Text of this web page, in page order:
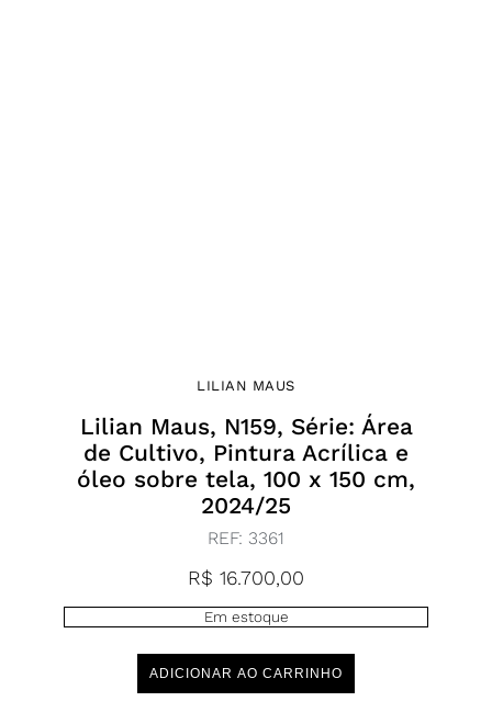
LILIAN MAUS
Lilian Maus, N159, Série: Área
de Cultivo, Pintura Acrílica e
óleo sobre tela, 100 x 150 cm,
2024/25
REF: 3361
R$ 16.700,00
Em estoque
ADICIONAR AO CARRINHO